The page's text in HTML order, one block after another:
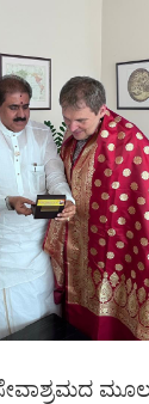
ಸೇವಾಶ್ರಮದ